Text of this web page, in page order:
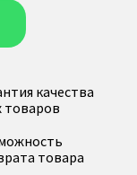
качества
товаров
товара